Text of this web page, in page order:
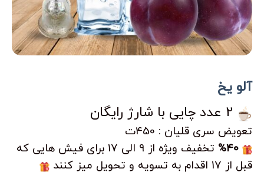
آلو یخ
تعویض سری قلیان : 450ت
%40
تخفیف ویژه از 9 الی 17 برای فیش هایی که
قبل از 17 اقدام به تسویه و تحویل میز کنند